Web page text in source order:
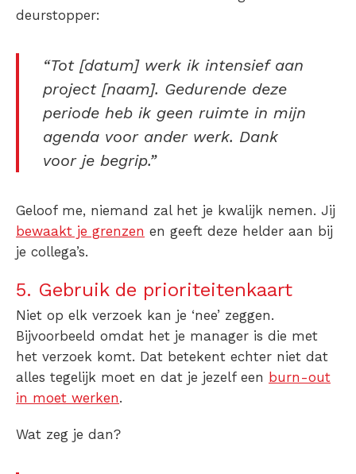
deurstopper:
“Tot [datum] werk ik intensief aan
project [naam]. Gedurende deze
periode heb ik geen ruimte in mijn
agenda voor ander werk. Dank
voor je begrip.”
Geloof me, niemand zal het je kwalijk nemen. Jij
bewaakt je grenzen en geeft deze helder aan bij
je collega’s.
5. Gebruik de prioriteitenkaart
Niet op elk verzoek kan je ‘nee’ zeggen.
Bijvoorbeeld omdat het je manager is die met
het verzoek komt. Dat betekent echter niet dat
alles tegelijk moet en dat je jezelf een burn-out
in moet werken.
Wat zeg je dan?